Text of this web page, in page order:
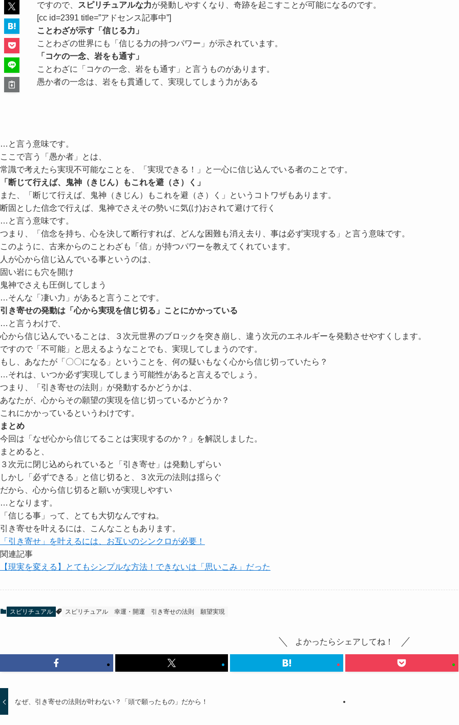
ですので、
スピリチュアルな力が発動しやすくなり、 奇跡を起こすことが可能になるのです。
[cc id=2391 title=”アドセンス記事中”]
ことわざが示す「信じる力」
ことわざの世界にも「信じる力の持つパワー」が示されています。
「コケの一念、岩をも通す」
ことわざに「コケの一念、岩をも通す」と言うものがあります。
愚か者の一念は、岩をも貫通して、実現してしまう力がある
…と言う意味です。
ここで言う「愚か者」とは、
常識で考えたら実現不可能なことを、「実現できる！」と一心に信じ込んでいる者のことです。
「断じて行えば、鬼神（きじん）もこれを避（さ）く」
また、「断じて行えば、鬼神（きじん）もこれを避（さ）く」というコトワザもあります。
断固とした信念で行えば、鬼神でさえその勢いに気(け)おされて避けて行く
…と言う意味です。
つまり、「信念を持ち、心を決して断行すれば、どんな困難も消え去り、事は必ず実現する」と言う意味です。
このように、古来からのことわざも「信」が持つパワーを教えてくれています。
人が心から信じ込んでいる事というのは、
固い岩にも穴を開け
鬼神でさえも圧倒してしまう
…そんな「凄い力」があると言うことです。
引き寄せの発動は「心から実現を信じ切る」ことにかかっている
…と言うわけで、
心から信じ込んでいることは、３次元世界のブロックを突き崩し、 違う次元のエネルギーを発動させやすくします。
ですので「不可能」と思えるようなことでも、実現してしまうのです。
もし、あなたが 「〇〇になる」
ということを、何の疑いもなく心から信じ切っていたら？
…それは、いつか必ず実現してしまう可能性があると言えるでしょう。
つまり、「引き寄せの法則」が発動するかどうかは、
あなたが、心からその願望の実現を信じ切っているかどうか？
これにかかっているというわけです。
まとめ
今回は 「なぜ心から信じてることは実現するのか？」
を解説しました。
まとめると、
３次元に閉じ込められていると「引き寄せ」は発動しずらい
しかし「必ずできる」と信じ切ると、３次元の法則は揺らぐ
だから、心から信じ切ると願いが実現しやすい
…となります。
「信じる事」って、とても大切なんですね。
引き寄せを叶えるには、こんなこともあります。
「引き寄せ」を叶えるには、お互いのシンクロが必要！
関連記事
【現実を変える】とてもシンプルな方法！できないは「思いこみ」だった
スピリチュアル スピリチュアル 幸運・開運 引き寄せの法則 願望実現
よかったらシェアしてね！
なぜ、引き寄せの法則が叶わない？「頭で願ったもの」だから！